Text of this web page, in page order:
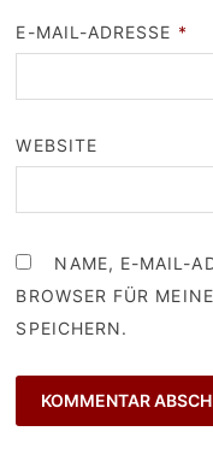
E-MAIL-ADRESSE *
WEBSITE
NAME, E-MAIL-
BROWSER FÜR
SPEICHERN.